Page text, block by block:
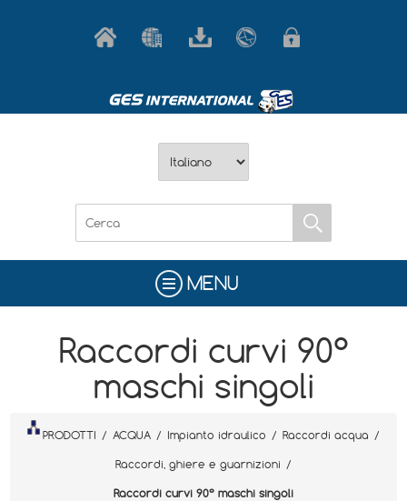
MENU
Raccordi curvi 90°
maschi singoli
PRODOTTI / ACQUA / Impianto idraulico / Raccordi acqua /
Raccordi, ghiere e guarnizioni /
Raccordi curvi 90° maschi singoli